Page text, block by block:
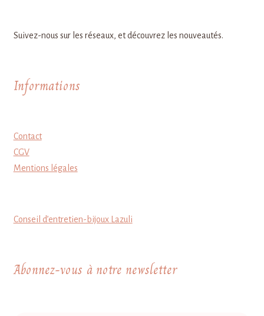
Suivez-nous sur les réseaux, et découvrez les nouveautés.
Informations
Contact
CGV
Mentions légales
Conseil d’entretien-bijoux Lazuli
Abonnez-vous à notre newsletter